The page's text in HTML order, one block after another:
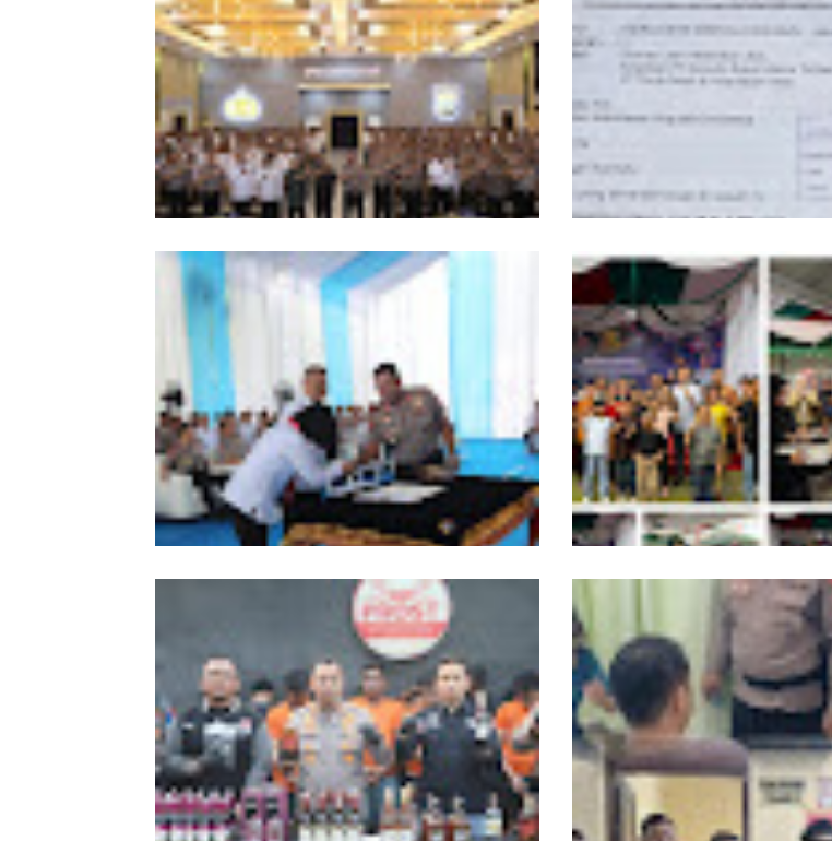
Kapolda Sumut Tekankan
Profesionalisme Polri Hadapi KUHP dan
KUHAP Baru
PPKKB Apresiasi Presiden
Izin PBPH di Kepulauan
Ditres PPA dan PPO Polda Sumut Resmi
Dibentuk
Momen Natal,
Kasih Kepada Anak Panti
Setya